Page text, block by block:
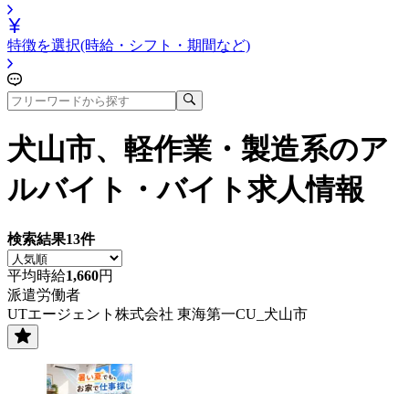
特徴を選択(時給・シフト・期間など)
犬山市、軽作業・製造系のア
ルバイト・バイト求人情報
検索結果13件
平均時給1,660円
派遣労働者
UTエージェント株式会社 東海第一CU_犬山市